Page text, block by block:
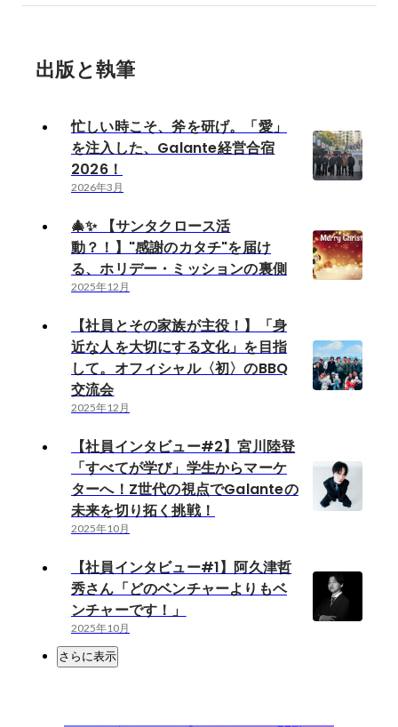
出版と執筆
忙しい時こそ、斧を研げ。「愛」
を注入した、Galante経営合宿
2026！
2026年3月
🎄✨ 【サンタクロース活
動？！】"感謝のカタチ"を届け
る、ホリデー・ミッションの裏側
2025年12月
【社員とその家族が主役！】「身
近な人を大切にする文化」を目指
して。オフィシャル〈初〉のBBQ
交流会
2025年12月
【社員インタビュー#2】宮川陸登
「すべてが学び」学生からマーケ
ターへ！Z世代の視点でGalanteの
未来を切り拓く挑戦！
2025年10月
【社員インタビュー#1】阿久津哲
秀さん「どのベンチャーよりもベ
ンチャーです！」
2025年10月
さらに表示